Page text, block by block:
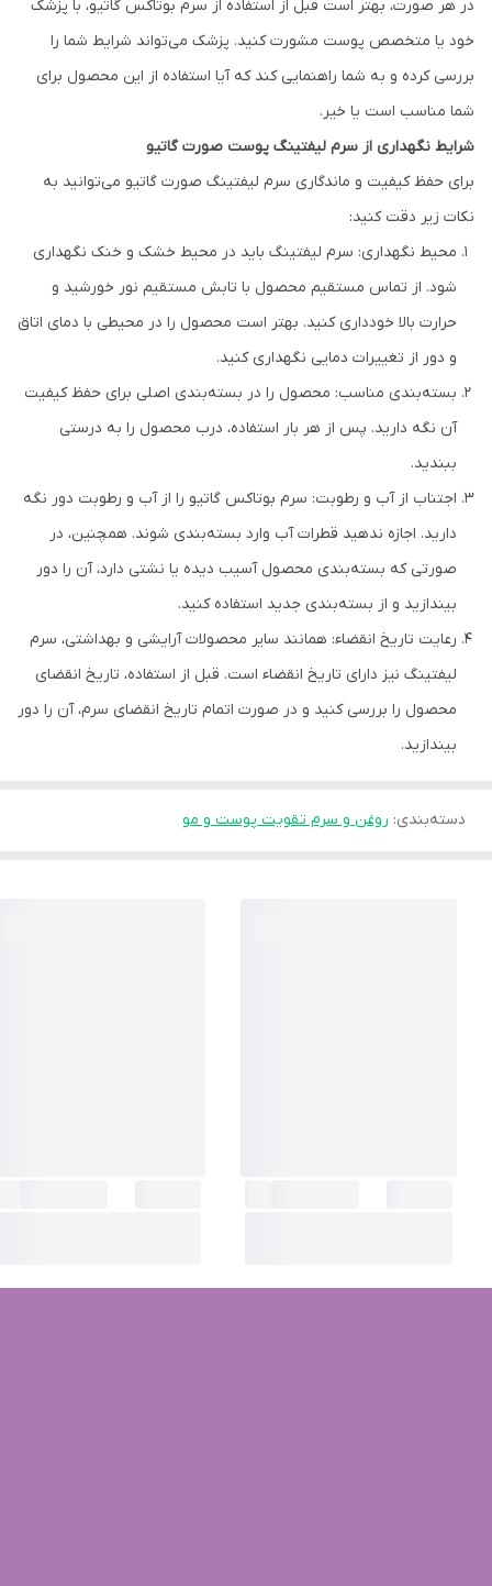
در هر صورت، بهتر است قبل از استفاده از سرم بوتاکس گاتیو، با پزشک
خود یا متخصص پوست مشورت کنید. پزشک می‌تواند شرایط شما را
بررسی کرده و به شما راهنمایی کند که آیا استفاده از این محصول برای
شما مناسب است یا خیر.
شرایط نگهداری از سرم ليفتينگ پوست صورت گاتیو
برای حفظ کیفیت و ماندگاری سرم ليفتينگ صورت گاتیو می‌توانید به
نکات زیر دقت کنید:
محیط نگهداری: سرم لیفتینگ باید در محیط خشک و خنک نگهداری
شود. از تماس مستقیم محصول با تابش مستقیم نور خورشید و
حرارت بالا خودداری کنید. بهتر است محصول را در محیطی با دمای اتاق
و دور از تغییرات دمایی نگهداری کنید.
بسته‌بندی مناسب: محصول را در بسته‌بندی اصلی برای حفظ کیفیت
آن نگه دارید. پس از هر بار استفاده، درب محصول را به درستی
ببندید.
اجتناب از آب و رطوبت: سرم بوتاکس گاتیو را از آب و رطوبت دور نگه
دارید. اجازه ندهید قطرات آب وارد بسته‌بندی شوند. همچنین، در
صورتی که بسته‌بندی محصول آسیب دیده یا نشتی دارد، آن را دور
بیندازید و از بسته‌بندی جدید استفاده کنید.
رعایت تاریخ انقضاء: همانند سایر محصولات آرایشی و بهداشتی، سرم
لیفتینگ نیز دارای تاریخ انقضاء است. قبل از استفاده، تاریخ انقضای
محصول را بررسی کنید و در صورت اتمام تاریخ انقضای سرم، آن را دور
بیندازید.
دسته‌بندی: روغن و سرم تقویت پوست و مو